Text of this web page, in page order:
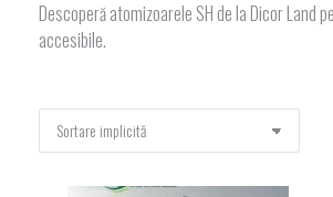
Descoperă atomizoarele SH de la Dicor
accesibile.